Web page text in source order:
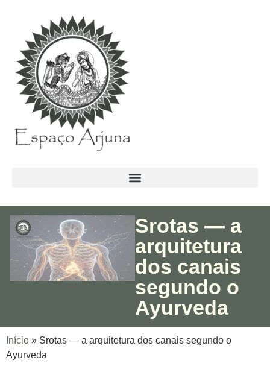
Srotas — a
arquitetura
dos canais
segundo o
Ayurveda
Início » Srotas — a arquitetura dos canais segundo o
Ayurveda